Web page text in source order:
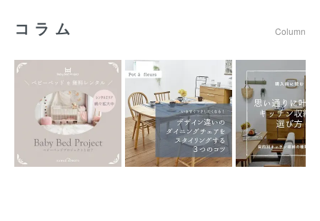
コラム Column